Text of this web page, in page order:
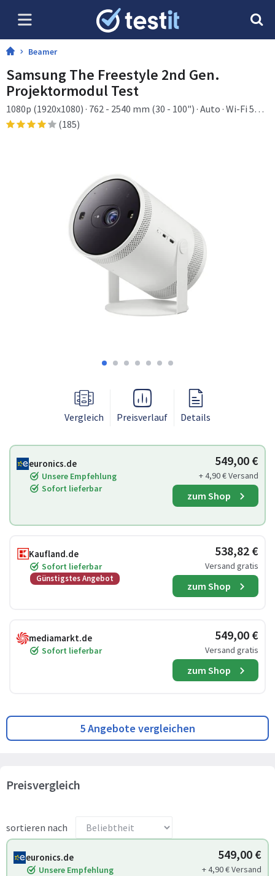
Beamer
Samsung The Freestyle 2nd Gen.
Projektormodul Test
1080p (1920x1080) · 762 - 2540 mm (30 - 100") · Auto · Wi-Fi 5
(802.11ac) · High Dynamic Range 10+ (HDR10 Plus) · Hybrid
(185)
Vergleich Preisverlauf Details
euronics.de
Unsere Empfehlung
Sofort lieferbar
549,00 €
+ 4,90 € Versand
zum Shop
Kaufland.de
Sofort lieferbar
Günstigstes Angebot
538,82 €
Versand gratis
zum Shop
mediamarkt.de
Sofort lieferbar
549,00 €
Versand gratis
zum Shop
5 Angebote vergleichen
Preisvergleich
sortieren nach
euronics.de
Unsere Empfehlung
549,00 €
+ 4,90 € Versand